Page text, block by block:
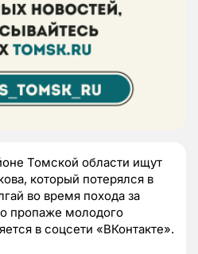
Томской области ищут
который потерялся в
во время похода за
пропаже молодого
в соцсети «ВКонтакте».